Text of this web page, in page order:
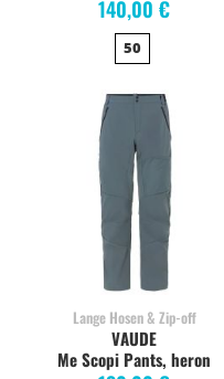
140,00 €
50
Lange Hosen & Zip-off
Me Scopi Pants, heron
VAUDE